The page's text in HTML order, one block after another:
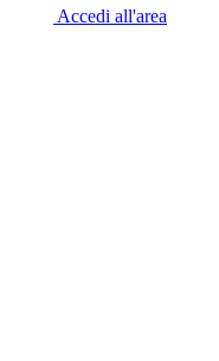
Accedi all'area